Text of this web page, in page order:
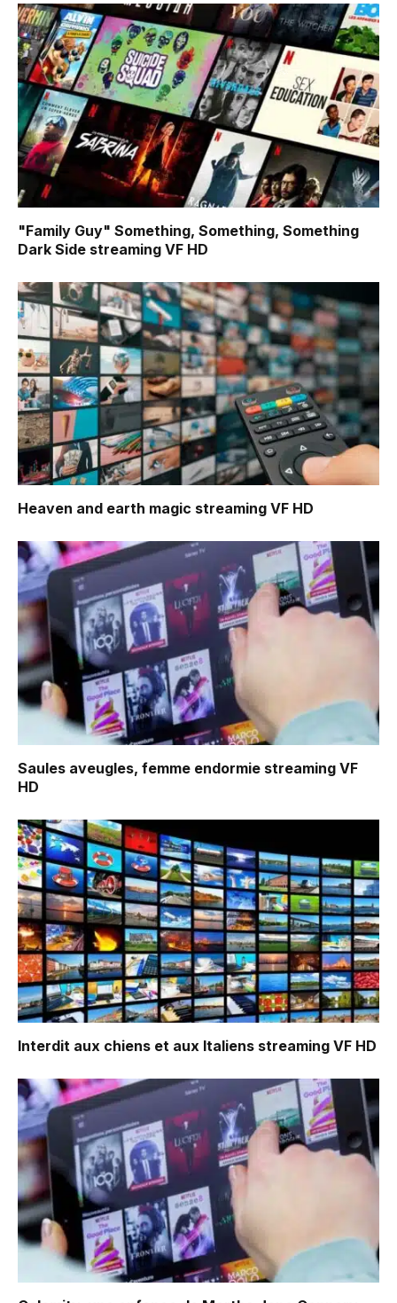
"Family Guy" Something, Something, Something
Dark Side streaming VF HD
Heaven and earth magic streaming VF HD
Saules aveugles, femme endormie streaming VF
HD
Interdit aux chiens et aux Italiens streaming VF HD